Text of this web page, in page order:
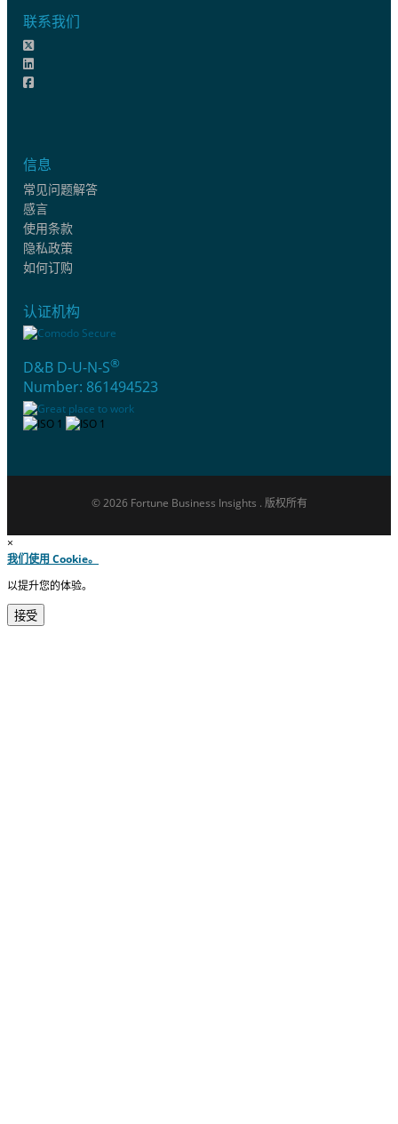
联系我们
信息
常见问题解答
感言
使用条款
隐私政策
如何订购
认证机构
D&B D-U-N-S®
Number: 861494523
© 2026 Fortune Business Insights . 版权所有
×
我们使用 Cookie。
以提升您的体验。
接受